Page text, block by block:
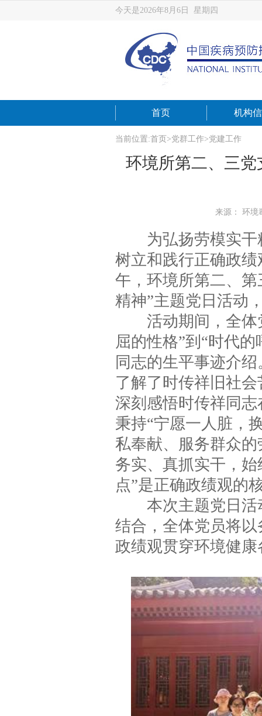
今天是2026年8月6日 星期四
首页 机构
当前位置:首页 >党群工作>党建工作
环境所第二、三
来源： 环境
为弘扬劳模实干
树立和践行正确政
午，环境所第二、
精神”主题党日活动
活动期间，全体
屈的性格”到“时代
同志的生平事迹介
了解了时传祥旧社
深刻感悟时传祥同
秉持“宁愿一人脏，
私奉献、服务群众
务实、真抓实干，
点”是正确政绩观的
本次主题党日活
结合，全体党员将
政绩观贯穿环境健